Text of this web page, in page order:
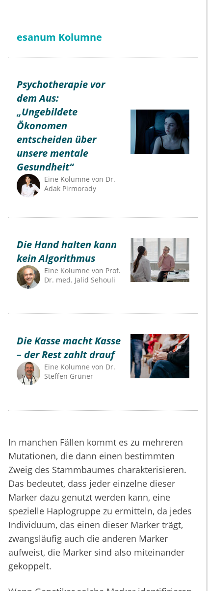
esanum Kolumne
Psychotherapie vor
dem Aus:
„Ungebildete
Ökonomen
entscheiden über
unsere mentale
Gesundheit“
Eine Kolumne von Dr.
Adak Pirmorady
Die Hand halten kann
kein Algorithmus
Eine Kolumne von Prof.
Dr. med. Jalid Sehouli
Die Kasse macht Kasse
– der Rest zahlt drauf
Eine Kolumne von Dr.
Steffen Grüner
In manchen Fällen kommt es zu mehreren
Mutationen, die dann einen bestimmten
Zweig des Stammbaumes charakterisieren.
Das bedeutet, dass jeder einzelne dieser
Marker dazu genutzt werden kann, eine
spezielle Haplogruppe zu ermitteln, da jedes
Individuum, das einen dieser Marker trägt,
zwangsläufig auch die anderen Marker
aufweist, die Marker sind also miteinander
gekoppelt.